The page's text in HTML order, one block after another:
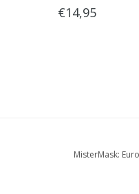
€14,95
MisterMask: